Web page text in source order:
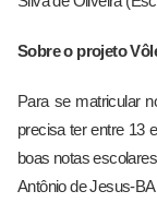
Sobre o projeto
Para se matricular
precisa ter entre 13
boas notas
Antônio de Jesus-